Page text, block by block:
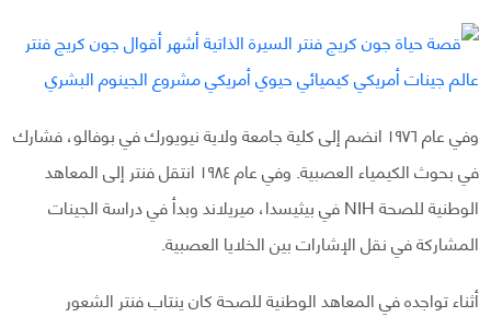
وفي عام ١٩٧٦ انضم إلى كلية جامعة ولاية نيويورك في بوفالو، فشارك
في بحوث الكيمياء العصبية. وفي عام ١٩٨٤ انتقل فنتر إلى المعاهد
الوطنية للصحة NIH في بيثيسدا، ميريلاند وبدأ في دراسة الجينات
المشاركة في نقل الإشارات بين الخلايا العصبية.
أثناء تواجده في المعاهد الوطنية للصحة كان ينتاب فنتر الشعور